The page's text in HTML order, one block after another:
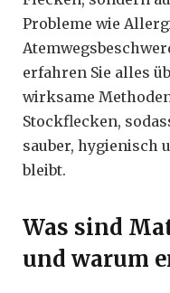
Probleme wie
erfahren Sie alles
wirksame
Stockflecken,
sauber, hygienisch
bleibt.
Was sind
und warum